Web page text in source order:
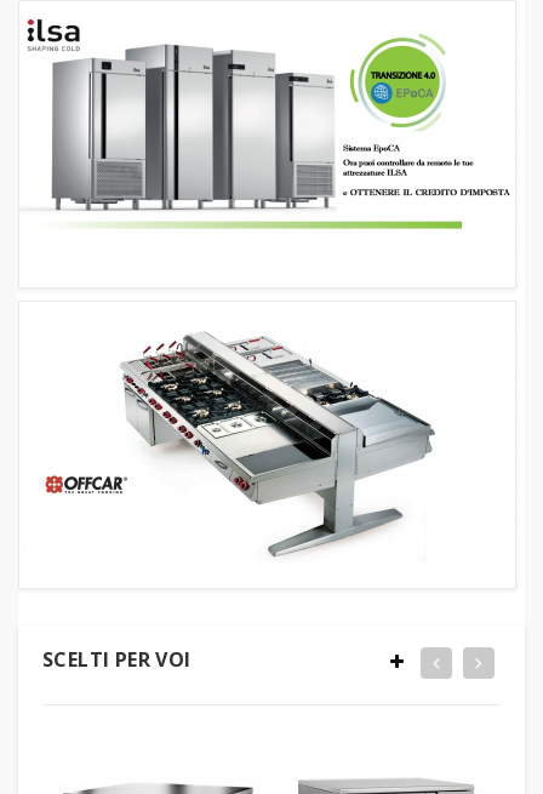
LINEA
FREDDO
LINEA
PASTICCERIA
MACELLERIA
SCELTI PER VOI